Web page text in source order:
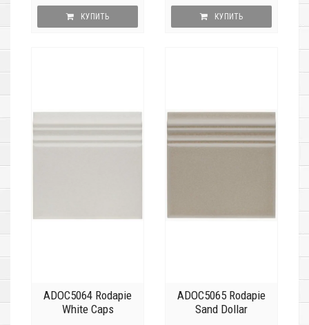
КУПИТЬ КУПИТЬ
ADOC5064 Rodapie
White Caps
ADOC5065 Rodapie
Sand Dollar